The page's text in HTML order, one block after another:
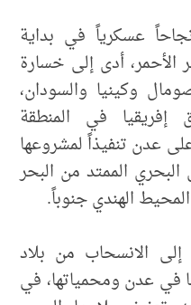
عسكرياً في بداية
أدى إلى خسارة
وكينيا والسودان،
في المنطقة
عدن تنفيذاً لمشروعها
الممتد من البحر
الهندي جنوباً.
إلى الانسحاب من بلاد
في عدن ومحمياتها، في